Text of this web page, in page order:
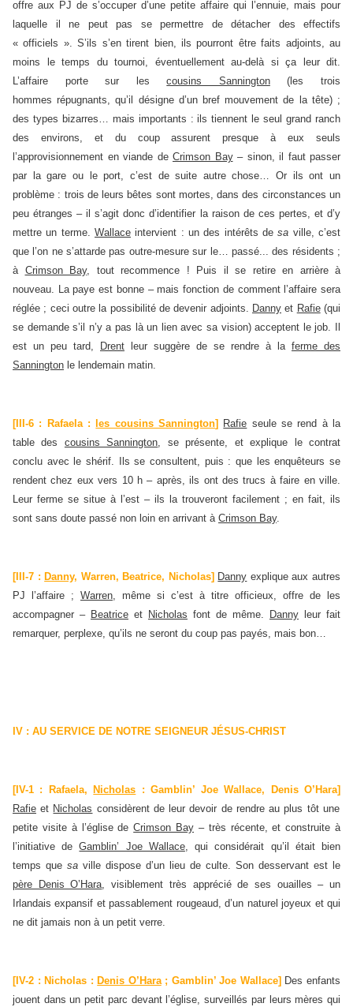
offre aux PJ de s’occuper d’une petite affaire qui l’ennuie, mais pour
laquelle il ne peut pas se permettre de détacher des effectifs
« officiels ». S’ils s’en tirent bien, ils pourront être faits adjoints, au
moins le temps du tournoi, éventuellement au-delà si ça leur dit.
L’affaire porte sur lescousins Sannington(les trois
hommes répugnants, qu’il désigne d’un bref mouvement de la tête) ;
des types bizarres… mais importants : ils tiennent le seul grand ranch
des environs, et du coup assurent presque à eux seuls
l’approvisionnement en viande de Crimson Bay– sinon, il faut passer
par la gare ou le port, c’est de suite autre chose… Or ils ont un
problème : trois de leurs bêtes sont mortes, dans des circonstances un
peu étranges – il s’agit donc d’identifier la raison de ces pertes, et d’y
mettre un terme. Wallace intervient : un des intérêts desa ville, c’est
que l’on ne s’attarde pas outre-mesure sur le… passé... des résidents ;
à Crimson Bay, tout recommence ! Puis il se retire en arrière à
nouveau. La paye est bonne – mais fonction de comment l’affaire sera
réglée ; ceci outre la possibilité de devenir adjoints. Danny et Rafie(qui
se demande s’il n’y a pas là un lien avec sa vision) acceptent le job. Il
est un peu tard, Drent leur suggère de se rendre à la ferme des
Sannington le lendemain matin.
[III-6 : Rafaela : les cousins Sannington] Rafie seule se rend à la
table des cousins Sannington , se présente, et explique le contrat
conclu avec le shérif. Ils se consultent, puis : que les enquêteurs se
rendent chez eux vers 10 h – après, ils ont des trucs à faire en ville.
Leur ferme se situe à l’est – ils la trouveront facilement ; en fait, ils
sont sans doute passé non loin en arrivant à Crimson Bay.
[III-7 : Danny, Warren, Beatrice, Nicholas] Danny explique aux autres
PJ l’affaire ; Warren, même si c’est à titre officieux, offre de les
accompagner – Beatrice et Nicholas font de même. Danny leur fait
remarquer, perplexe, qu’ils ne seront du coup pas payés, mais bon…
IV : AU SERVICE DE NOTRE SEIGNEUR JÉSUS-CHRIST
[IV-1 : Rafaela, Nicholas : Gamblin’ Joe Wallace, Denis O’Hara]
Rafie et Nicholas considèrent de leur devoir de rendre au plus tôt une
petite visite à l’église deCrimson Bay – très récente, et construite à
l’initiative deGamblin’ Joe Wallace, qui considérait qu’il était bien
temps que sa ville dispose d’un lieu de culte. Son desservant est le
père Denis O’Hara, visiblement très apprécié de ses ouailles – un
Irlandais expansif et passablement rougeaud, d’un naturel joyeux et qui
ne dit jamais non à un petit verre.
[IV-2 : Nicholas : Denis O’Hara; Gamblin’ Joe Wallace] Des enfants
jouent dans un petit parc devant l’église, surveillés par leurs mères qui